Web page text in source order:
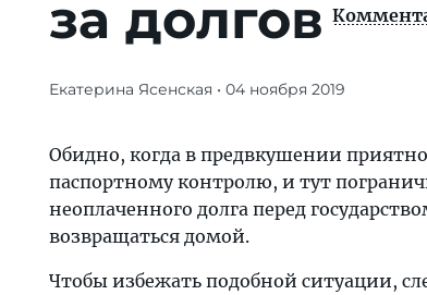
за долгов
Обидно,
в
предвкушении
приятного
путешествия
к
Екатерина Ясенская • 04 ноября 2019
Обидно, когда в предвкушении
паспортному контролю, и тут
неоплаченного долга перед
возвращаться домой.
Чтобы избежать подобной ситуации,